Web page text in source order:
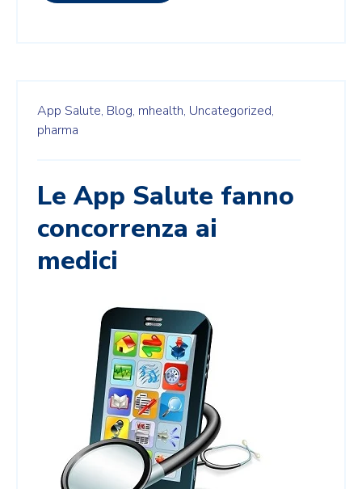
App Salute, Blog, mhealth, Uncategorized,
pharma
Le App Salute fanno
concorrenza ai
medici